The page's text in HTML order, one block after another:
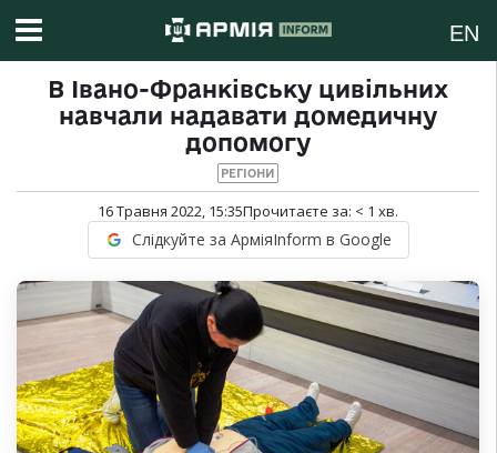
EN
В Івано-Франківську цивільних
навчали надавати домедичну
допомогу
РЕГІОНИ
16 Травня 2022, 15:35Прочитаєте за: < 1 хв.
Слідкуйте за АрміяInform в Google